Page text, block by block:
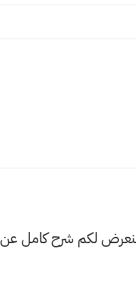
لكم شرح كامل عن